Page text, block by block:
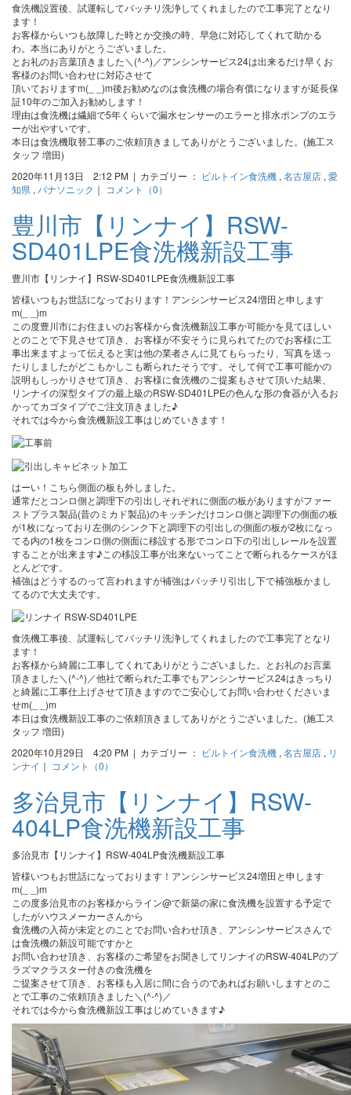
食洗機設置後、試運転してバッチリ洗浄してくれましたので工事完了となり
ます！
お客様からいつも故障した時とか交換の時、早急に対応してくれて助かる
わ。本当にありがとうございました。
とお礼のお言葉頂きました＼(^-^)／アンシンサービス24は出来るだけ早くお
客様のお問い合わせに対応させて
頂いておりますm(_ _)m後お勧めなのは食洗機の場合有償になりますが延長保
証10年のご加入お勧めします！
理由は食洗機は繊細で5年くらいで漏水センサーのエラーと排水ポンプのエラ
ーが出やすいです。
本日は食洗機取替工事のご依頼頂きましてありがとうございました。(施工ス
タッフ 増田)
2020年11月13日 2:12 PM | カテゴリー ： ビルトイン食洗機 , 名古屋店 , 愛
知県 , パナソニック ｜ コメント（0）
豊川市【リンナイ】RSW-
SD401LPE食洗機新設工事
豊川市【リンナイ】RSW-SD401LPE食洗機新設工事
皆様いつもお世話になっております！アンシンサービス24増田と申します
m(_ _)m
この度豊川市にお住まいのお客様から食洗機新設工事か可能かを見てほしい
とのことで下見させて頂き、お客様が不安そうに見られてたのでお客様に工
事出来ますよって伝えると実は他の業者さんに見てもらったり、写真を送っ
たりしましたがどこもかしこも断られたそうです。そして何で工事可能かの
説明もしっかりさせて頂き、お客様に食洗機のご提案もさせて頂いた結果、
リンナイの深型タイプの最上級のRSW-SD401LPEの色んな形の食器が入るお
かってカゴタイプでご注文頂きました♪
それでは今から食洗機新設工事はじめていきます！
はーい！こちら側面の板も外しました。
通常だとコンロ側と調理下の引出しそれぞれに側面の板がありますがファー
ストプラス製品(昔のミカド製品)のキッチンだけコンロ側と調理下の側面の板
が1枚になっており左側のシンク下と調理下の引出しの側面の板が2枚になっ
てる内の1枚をコンロ側の側面に移設する形でコンロ下の引出しレールを設置
することが出来ます♪この移設工事が出来ないってことで断られるケースがほ
とんどです。
補強はどうするのって言われますが補強はバッチリ引出し下で補強板かまし
てるので大丈夫です。
食洗機工事後、試運転してバッチリ洗浄してくれましたので工事完了となり
ます！
お客様から綺麗に工事してくれてありがとうございました。とお礼のお言葉
頂きました＼(^-^)／他社で断られた工事でもアンシンサービス24はきっちり
と綺麗に工事仕上げさせて頂きますのでご安心してお問い合わせくださいま
せm(_ _)m
本日は食洗機新設工事のご依頼頂きましてありがとうございました。(施工ス
タッフ 増田)
2020年10月29日 4:20 PM | カテゴリー ： ビルトイン食洗機 , 名古屋店 , リ
ンナイ ｜ コメント（0）
多治見市【リンナイ】RSW-
404LP食洗機新設工事
多治見市【リンナイ】RSW-404LP食洗機新設工事
皆様いつもお世話になっております！アンシンサービス24増田と申します
m(_ _)m
この度多治見市のお客様からライン@で新築の家に食洗機を設置する予定で
したがハウスメーカーさんから
食洗機の入荷が未定とのことでお問い合わせ頂き、アンシンサービスさんで
は食洗機の新設可能ですかと
お問い合わせ頂き、お客様のご希望をお聞きしてリンナイのRSW-404LPのプ
ラズマクラスター付きの食洗機を
ご提案させて頂き、お客様も入居に間に合うのであればお願いしますとのこ
とで工事のご依頼頂きました＼(^-^)／
それでは今から食洗機新設工事はじめていきます♪